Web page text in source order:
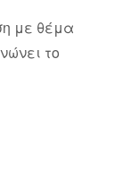
με θέμα
το